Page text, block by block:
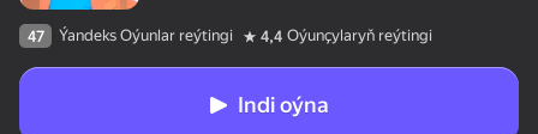
47 Ýandeks Oýunlar reýtingi 4,4 Oýunçylaryň reýtingi
Indi oýna